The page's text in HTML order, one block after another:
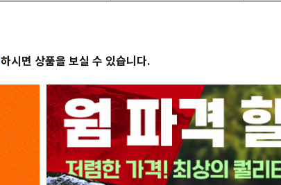
하시면 상품을 보실 수 있습니다.